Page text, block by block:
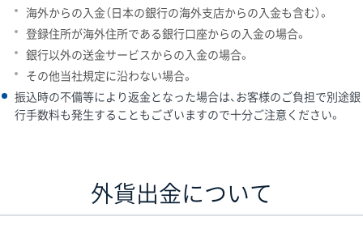
海外からの入金（日本の銀行の海外支店からの入金も含む）。
登録住所が海外住所である銀行口座からの入金の場合。
銀行以外の送金サービスからの入金の場合。
その他当社規定に沿わない場合。
振込時の不備等により返金となった場合は、お客様のご負担で別途銀
行手数料も発生することもございますので十分ご注意ください。
外貨出金について